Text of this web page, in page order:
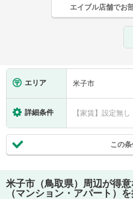
エイブル店舗でお
エリア 米子市
詳細条件 【家賃】設定無し
この
米子市（鳥取県）
周辺が得
（マンション・アパート）